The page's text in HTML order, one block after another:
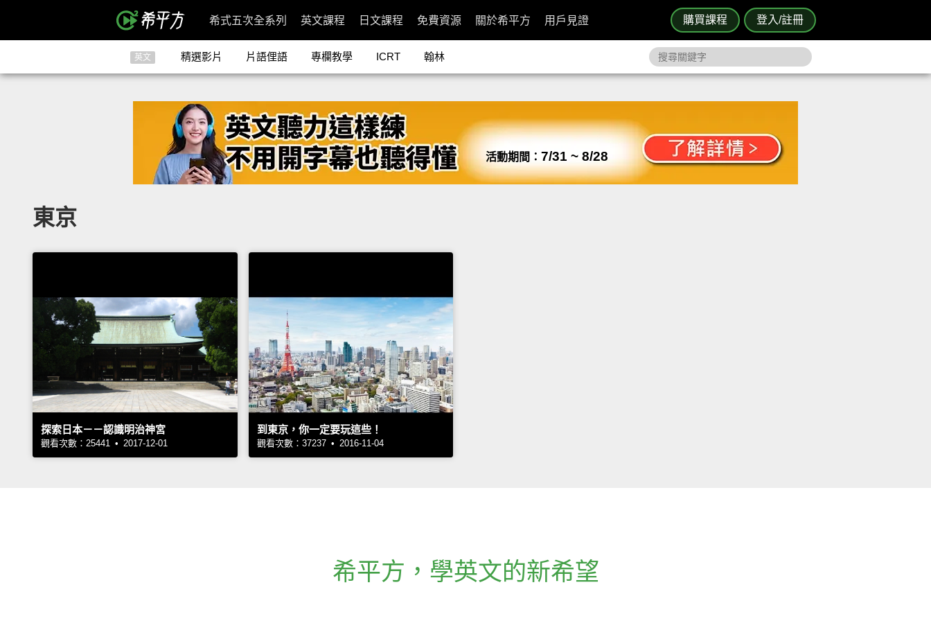
購買課程 登入/註冊
希式五次全系列 英文課程 日文課程 免費資源 關於希平方 用戶見證
英文 精選影片 片語俚語 專欄教學 ICRT 翰林
活動期間： 7/31 ~ 8/28
東京
探索日本－－認識明治神宮
觀看次數：25441 • 2017-12-01
到東京，你一定要玩這些！
觀看次數：37237 • 2016-11-04
希平方 ， 學英文的新希望